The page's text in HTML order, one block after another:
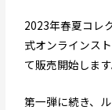
2023年春夏コレ
式オンラインス
て販売開始します
第一弾に続き、